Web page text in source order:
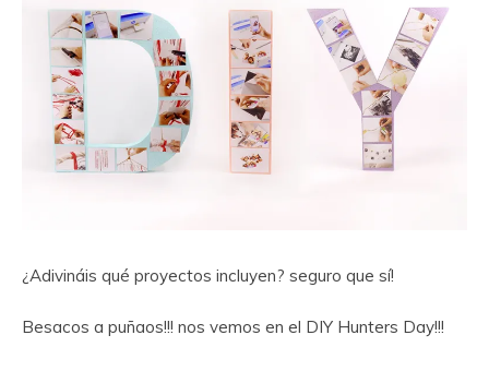
¿Adivináis qué proyectos incluyen? seguro que sí!
Besacos a puñaos!!! nos vemos en el DIY Hunters Day!!!